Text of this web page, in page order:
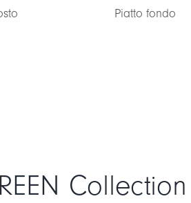
Salsiera/lattiera
Collection